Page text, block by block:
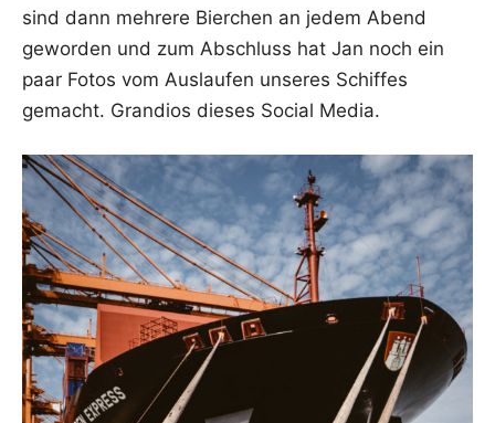
sind dann meh­re­re Bier­chen an jedem Abend
gewor­den und zum Abschluss hat Jan noch ein
paar Fotos vom Aus­lau­fen unse­res Schif­fes
gemacht. Gran­di­os die­ses Social Media.